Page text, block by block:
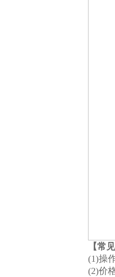
【常
(1)操
(2)价